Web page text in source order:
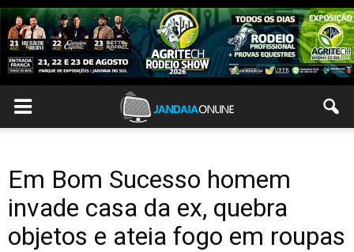
Em Bom Sucesso homem
invade casa da ex, quebra
objetos e ateia fogo em roupas